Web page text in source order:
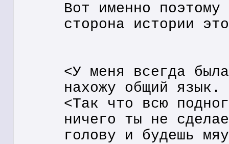
Вот именно
сторона истории
<У меня всегда
нахожу общий язык.
<Так что всю
ничего ты не
голову и будешь